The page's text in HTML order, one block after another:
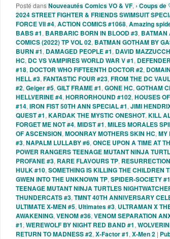
Posté dansNouveautés Comics VO & VF, › Coups
2024 STREET FIGHTER & FRIENDS SWIMSUIT
FORCE VII #4, ACTION COMICS #1068, Amazing
BABS #1, BARBARIC BORN IN BLOOD #3, BATMAN
COMICS (2022) TP VOL 02, BATMAN GOTHAM BY
BURN #1, DAMAGED PEOPLE #1, DAVID
HC, DC VS VAMPIRES WORLD WAR V #1,
#18, DOCTOR WHO FIFTEENTH DOCTOR #2,
HELL #3, FANTASTIC FOUR #23, FROM THE DC
#2, Geiger #5, GILT FRAME #1, GONE HC, GOTHAM
HELLVERINE #4, HORRORHOUND #102, HOUSES
#14, IRON FIST 50TH ANN SPECIAL #1, JIMI
QUEST #1, KARDAK THE MYSTIC ONESHOT, KILL
FORGET ME NOT #4, MIDST #1, MILES MORALES
OF ASCENSION, MOONRAY MOTHERS SKIN HC, MY
#3, NAPALM LULLABY #6, ONCE UPON A TIME AT
POWER RANGERS TEENAGE MUTANT NINJA
PROFANE #3, RARE FLAVOURS TP,
HULK #10, SOMETHING IS KILLING THE CHILDREN
GWEN INTO THE UNKNOWN TP, SPIDER-SOCIETY #1
TEENAGE MUTANT NINJA TURTLES
THUNDERCATS #3, TMNT 40TH ANNIVERSARY
ULTIMATE X-MEN #5, Ultimates #3, ULTRAMAN X
AWAKENING, VENOM #36, VENOM SEPARATION
#1, WEREWOLF BY NIGHT RED BAND #1,
RETURN TO MADNESS #2, X-Factor #1, X-Men 2 |